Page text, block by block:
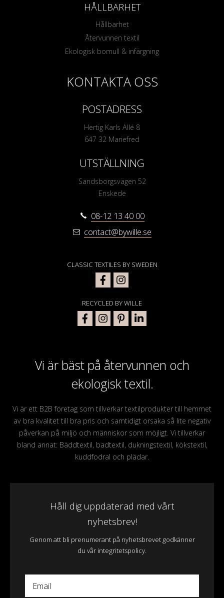
HÅLLBARHET
Hållbarhet
Återvunnen textil
Ekologisk bomull & infärgning
Vi är bäst på återvunnen och
ekologisk textil.
Vi är ett B2B företag som tillverkar textilprodukter till hemmet
av bra kvalitet till bra pris och samtidigt orsaka så lite negativ
påverkan på miljö och människor som möjligt. Vi tillverkar
bland annat: Bäddtextil, badtextil, dukningstextil, kökstextil,
kuddfodral och plädar.
Håll dig uppdaterad med vårt
nyhetsbrev!
Genom att bli prenumerant på nyhetsbrevet godkänner
du vår integritetspolicy.
Email
KONTAKTA OSS
POSTADRESS
Hertig Karls Allé 8
647 32 Mariefred
UTSTÄLLNING
Sandsborgsvägen 52
Enskede
08-12 13 40 00
contact@bywille.se
CLASSIC TEXTILES BY SWEDEN
RECYCLED BY WILLE